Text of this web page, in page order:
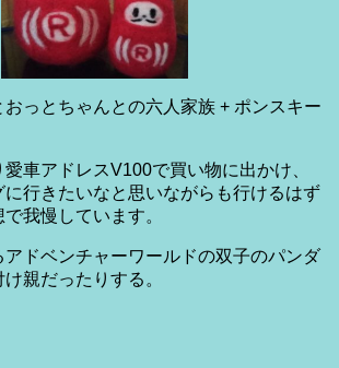
おっとちゃんとの六人家族 + ポンスキー
車アドレスV100で買い物に出かけ、
行きたいなと思いながらも行けるはず
我慢しています。
ドベンチャーワールドの双子のパンダ
親だったりする。